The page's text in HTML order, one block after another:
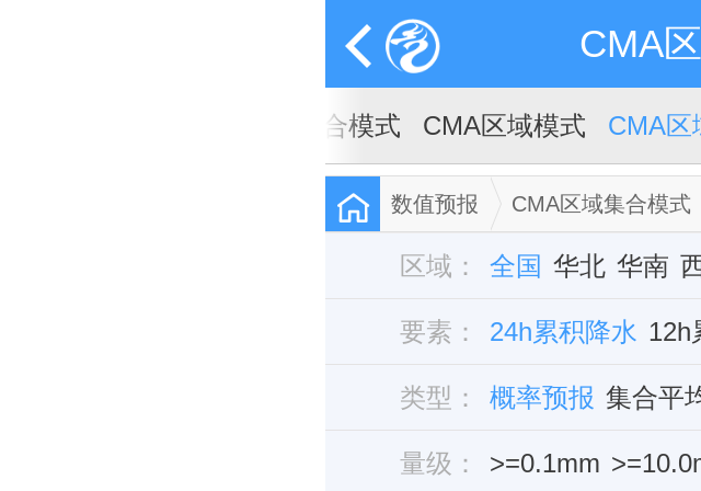
CMA
CMA全球集合模式 CMA区域模式 CMA区
数值预报 CMA区域集合模式
>=25.0mm
区域： 全国 华北 华南
华中 西藏 新疆
要素： 24h累积降水 12h
组合雷达反射率
K指数 0-3公里垂
类型： 概率预报 集合平
量级： >=0.1mm